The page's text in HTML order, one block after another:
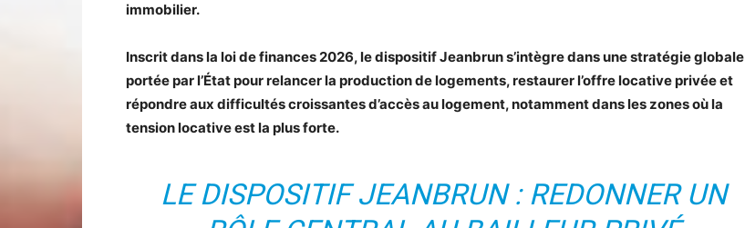
immobilier.
Inscrit dans la loi de finances 2026, le dispositif Jeanbrun s’intègre dans une stratégie globale
portée par l’État pour relancer la production de logements, restaurer l’offre locative privée et
répondre aux difficultés croissantes d’accès au logement, notamment dans les zones où la
tension locative est la plus forte.
LE DISPOSITIF JEANBRUN : REDONNER UN